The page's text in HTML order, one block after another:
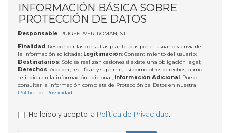
INFORMACIÓN BÁSICA SOBRE
PROTECCIÓN DE DATOS
Responsable: PUIGSERVER-ROMAN, S.L.
Finalidad: Responder las consultas planteadas por el usuario y enviarle
la información solicitada; Legitimación: Consentimiento del usuario;
Destinatarios: Solo se realizan cesiones si existe una obligación legal;
Derechos: Acceder, rectificar y suprimir, así como otros derechos, como
se indica en la información adicional; Información Adicional: Puede
consultar la información completa de Protección de Datos en nuestra
Política de Privacidad.
He leído y acepto la Política de Privacidad